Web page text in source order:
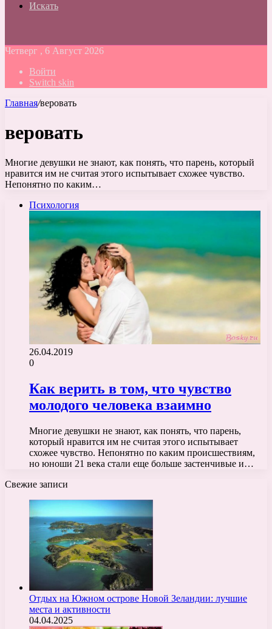
Искать
Четверг , 6 Август 2026
Войти
Switch skin
Главная/веровать
веровать
Многие девушки не знают, как понять, что парень, который
нравится им не считая этого испытывает схожее чувство.
Непонятно по каким…
Психология
26.04.2019
0
Как верить в том, что чувство
молодого человека взаимно
Многие девушки не знают, как понять, что парень,
который нравится им не считая этого испытывает
схожее чувство. Непонятно по каким происшествиям,
но юноши 21 века стали еще больше застенчивые и…
Свежие записи
Отдых на Южном острове Новой Зеландии: лучшие
места и активности
04.04.2025